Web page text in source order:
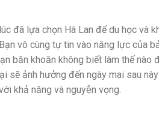
đã lựa chọn Hà Lan để du học và
vô cùng tự tin vào năng lực của
băn khoăn không biết làm thế nào
sẽ ảnh hưởng đến ngày mai sau
khả năng và nguyện vọng.